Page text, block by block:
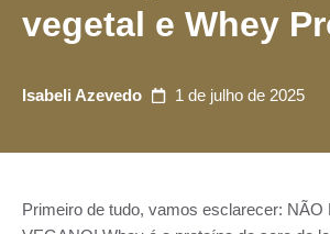
vegetal e Whey
Isabeli Azevedo 1 de julho de 2025
Primeiro de tudo, vamos esclarecer: NÃO